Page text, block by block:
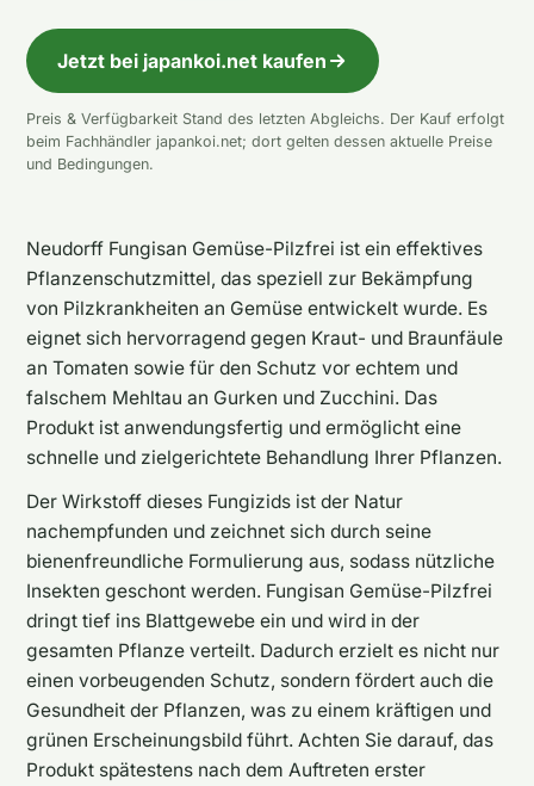
Jetzt bei japankoi.net kaufen
Preis & Verfügbarkeit Stand des letzten Abgleichs. Der Kauf erfolgt
beim Fachhändler japankoi.net; dort gelten dessen aktuelle Preise
und Bedingungen.
Neudorff Fungisan Gemüse-Pilzfrei ist ein effektives
Pflanzenschutzmittel, das speziell zur Bekämpfung
von Pilzkrankheiten an Gemüse entwickelt wurde. Es
eignet sich hervorragend gegen Kraut- und Braunfäule
an Tomaten sowie für den Schutz vor echtem und
falschem Mehltau an Gurken und Zucchini. Das
Produkt ist anwendungsfertig und ermöglicht eine
schnelle und zielgerichtete Behandlung Ihrer Pflanzen.
Der Wirkstoff dieses Fungizids ist der Natur
nachempfunden und zeichnet sich durch seine
bienenfreundliche Formulierung aus, sodass nützliche
Insekten geschont werden. Fungisan Gemüse-Pilzfrei
dringt tief ins Blattgewebe ein und wird in der
gesamten Pflanze verteilt. Dadurch erzielt es nicht nur
einen vorbeugenden Schutz, sondern fördert auch die
Gesundheit der Pflanzen, was zu einem kräftigen und
grünen Erscheinungsbild führt. Achten Sie darauf, das
Produkt spätestens nach dem Auftreten erster